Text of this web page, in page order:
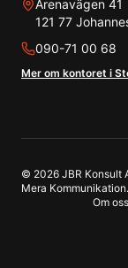
Arenavägen 41
121 77
090-71 00 68
Mer om kontoret i
© 2026 JBR Konsult
Mera Kommunikation.
Om oss